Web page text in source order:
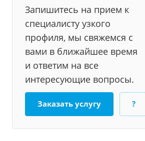
Запишитесь на прием к
специалисту узкого
профиля, мы свяжемся с
вами в ближайшее время
и ответим на все
интересующие вопросы.
Заказать услугу ?